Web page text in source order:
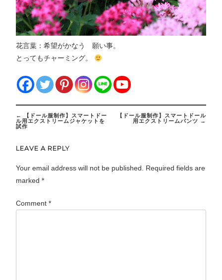
花言葉：希望がかなう 願い事。
とってもチャーミング。
Post
navigation
← 【ドール服制作】スマートドー
ル用エクストリームジャケットを
試作
【ドール服制作】スマートドール
用エクストリームパンツ →
LEAVE A REPLY
Your email address will not be published. Required fields are
marked*
Comment*